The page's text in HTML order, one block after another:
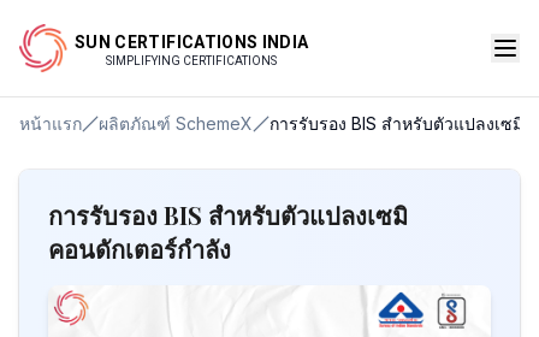
SUN CERTIFICATIONS INDIA
SIMPLIFYING CERTIFICATIONS
หน้าแรก ผลิตภัณฑ์ SchemeX การรับรอง BIS สำหรับตัวแปลงเซมิ
การรับรอง BIS สำหรับตัวแปลงเซมิ
คอนดักเตอร์กำลัง